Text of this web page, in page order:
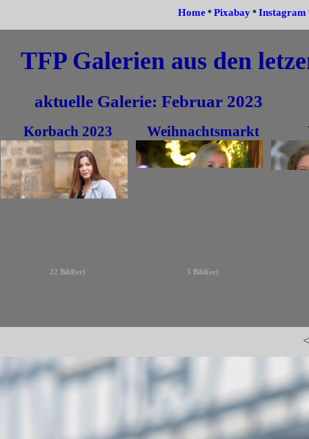
Home * Pixabay * Instagram
TFP Galerien aus den
aktuelle Galerie: Februar 2023
Korbach 2023
22 Bild(er)
Weihnachtsmarkt
5 Bild(er)
<